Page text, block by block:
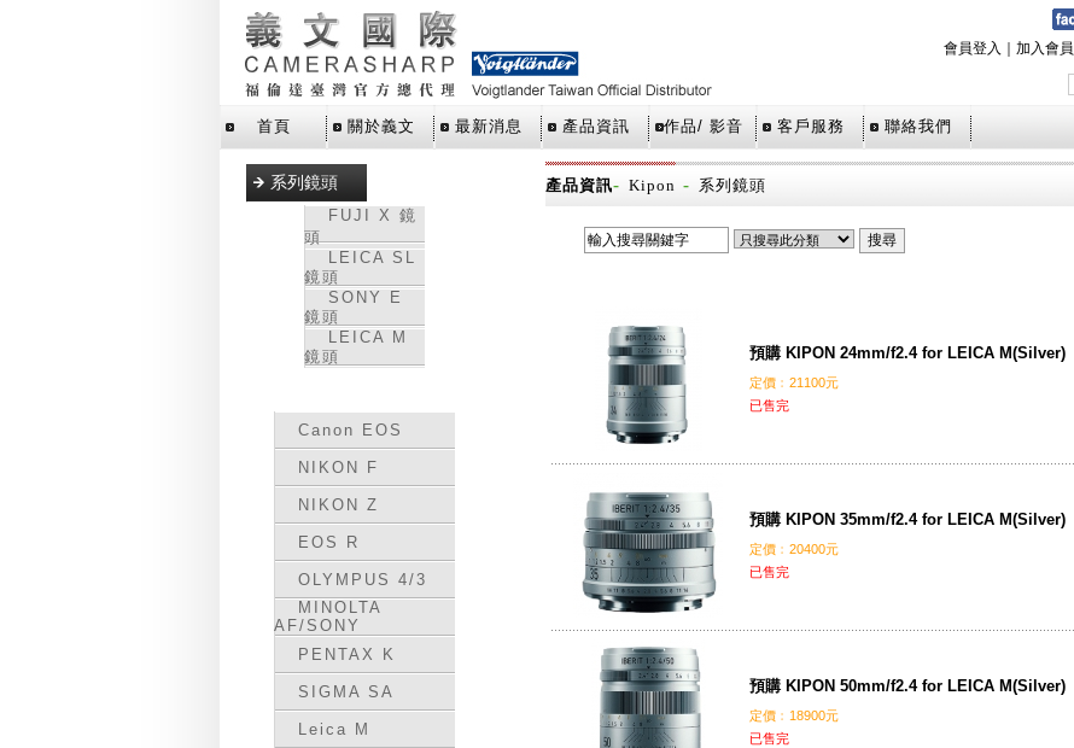
會員登入 加入會員
首頁 關於義文 最新消息 產品資訊 作品/ 影音 客戶服務 聯絡我們
系列鏡頭
FUJI X 鏡
頭
LEICA SL
鏡頭
SONY E
鏡頭
LEICA M
鏡頭
Canon EOS
NIKON F
NIKON Z
EOS R
OLYMPUS 4/3
MINOLTA
AF/SONY
PENTAX K
SIGMA SA
Leica M
產品資訊- Kipon - 系列鏡頭
預購 KIPON 24mm/f2.4 for LEICA M(Silver)
定價﹕21100元
已售完
預購 KIPON 35mm/f2.4 for LEICA M(Silver)
定價﹕20400元
已售完
預購 KIPON 50mm/f2.4 for LEICA M(Silver)
定價﹕18900元
已售完